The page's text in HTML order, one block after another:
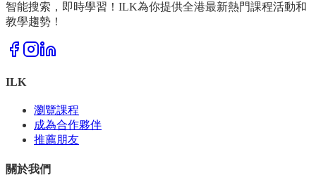
智能搜索，即時學習！ILK為你提供全港最新熱門課程活動和
教學趨勢！
ILK
瀏覽課程
成為合作夥伴
推薦朋友
關於我們